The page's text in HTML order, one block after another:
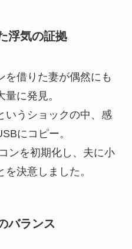
浮気の証拠
を借りた妻が偶然にも
量に発見。
いうショックの中、感
にコピー。
ンを初期化し、夫に小
決意しました。
バランス